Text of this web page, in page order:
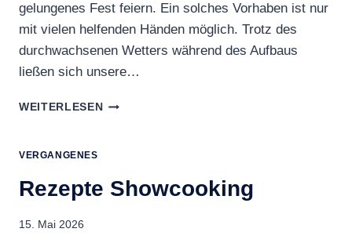
gelungenes Fest feiern. Ein solches Vorhaben ist nur
mit vielen helfenden Händen möglich. Trotz des
durchwachsenen Wetters während des Aufbaus
ließen sich unsere…
WEITERLESEN100
–
VERGANGENES
Rezepte Showcooking
15. Mai 2026